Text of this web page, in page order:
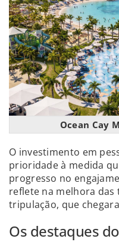
Ocean Cay
O investimento em
prioridade à medida
progresso no
reflete na melhora das
tripulação, que
Os destaques